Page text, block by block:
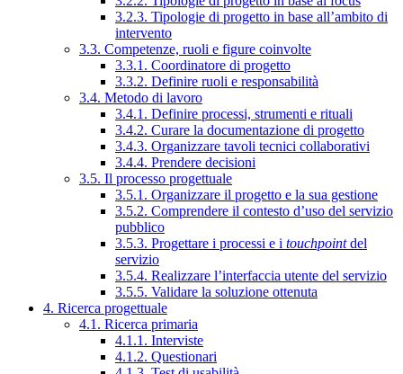
3.2.3. Tipologie di progetto in base all’ambito di
intervento
3.3. Competenze, ruoli e figure coinvolte
3.3.1. Coordinatore di progetto
3.3.2. Definire ruoli e responsabilità
3.4. Metodo di lavoro
3.4.1. Definire processi, strumenti e rituali
3.4.2. Curare la documentazione di progetto
3.4.3. Organizzare tavoli tecnici collaborativi
3.4.4. Prendere decisioni
3.5. Il processo progettuale
3.5.1. Organizzare il progetto e la sua gestione
3.5.2. Comprendere il contesto d’uso del servizio
pubblico
3.5.3. Progettare i processi e i touchpointdel
servizio
3.5.4. Realizzare l’interfaccia utente del servizio
3.5.5. Validare la soluzione ottenuta
4. Ricerca progettuale
4.1. Ricerca primaria
4.1.1. Interviste
4.1.2. Questionari